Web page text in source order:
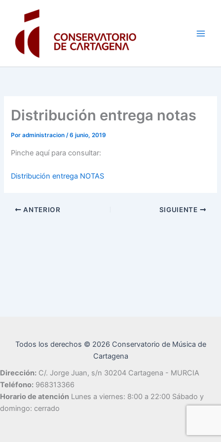
contenido
Distribución entrega notas
Poradministracion/6 junio, 2019
Pinche aquí para consultar:
Distribución entrega NOTAS
ANTERIOR SIGUIENTE
Todos los derechos © 2026 Conservatorio de Música de
Cartagena
Dirección: C/. Jorge Juan, s/n 30204 Cartagena - MURCIA
Teléfono: 968313366
Horario de atención Lunes a viernes: 8:00 a 22:00 Sábado y
domingo: cerrado